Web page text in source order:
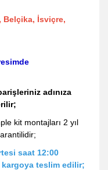
Belçika, İsviçre,
adınıza
kit montajları 2 yıl
saat 12:00
teslim edilir;